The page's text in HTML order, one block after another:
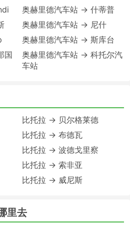
国
奥赫里德汽车站 → 什蒂普
奥赫里德汽车站 → 尼什
奥赫里德汽车站 → 斯库台
奥赫里德汽车站 → 科托尔汽
车站
比托拉 → 贝尔格莱德
比托拉 → 布德瓦
比托拉 → 波德戈里察
比托拉 → 索非亚
比托拉 → 威尼斯
里去